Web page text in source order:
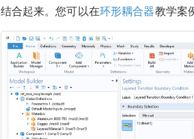
结合起来。您可以在环形耦合器教学案